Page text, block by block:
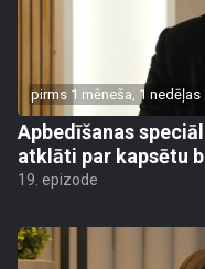
pirms 1 mēneša, 1 nedēļas
Apbedīšanas
atklāti par kapsētu
19. epizode